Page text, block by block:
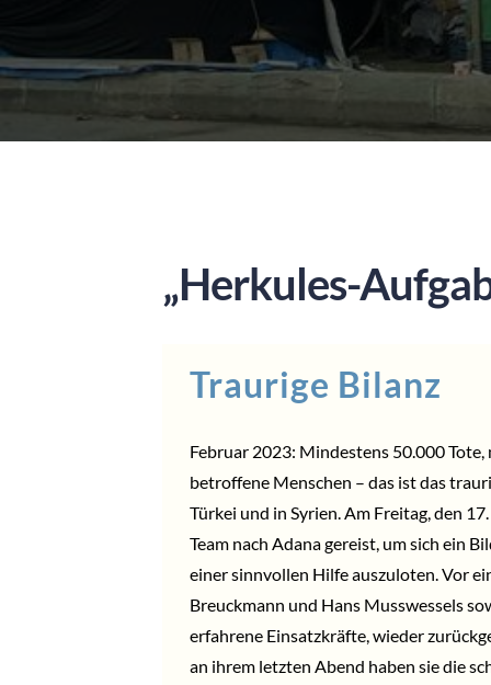
„Herkules-
Traurige Bilanz
Februar 2023: Mindestens 50.000
betroffene Menschen – das ist das
Türkei und in Syrien. Am Freitag, den
Team nach Adana gereist, um sich ein
einer sinnvollen Hilfe auszuloten. Vor
Breuckmann und Hans Musswessels
erfahrene Einsatzkräfte, wieder
an ihrem letzten Abend haben sie die